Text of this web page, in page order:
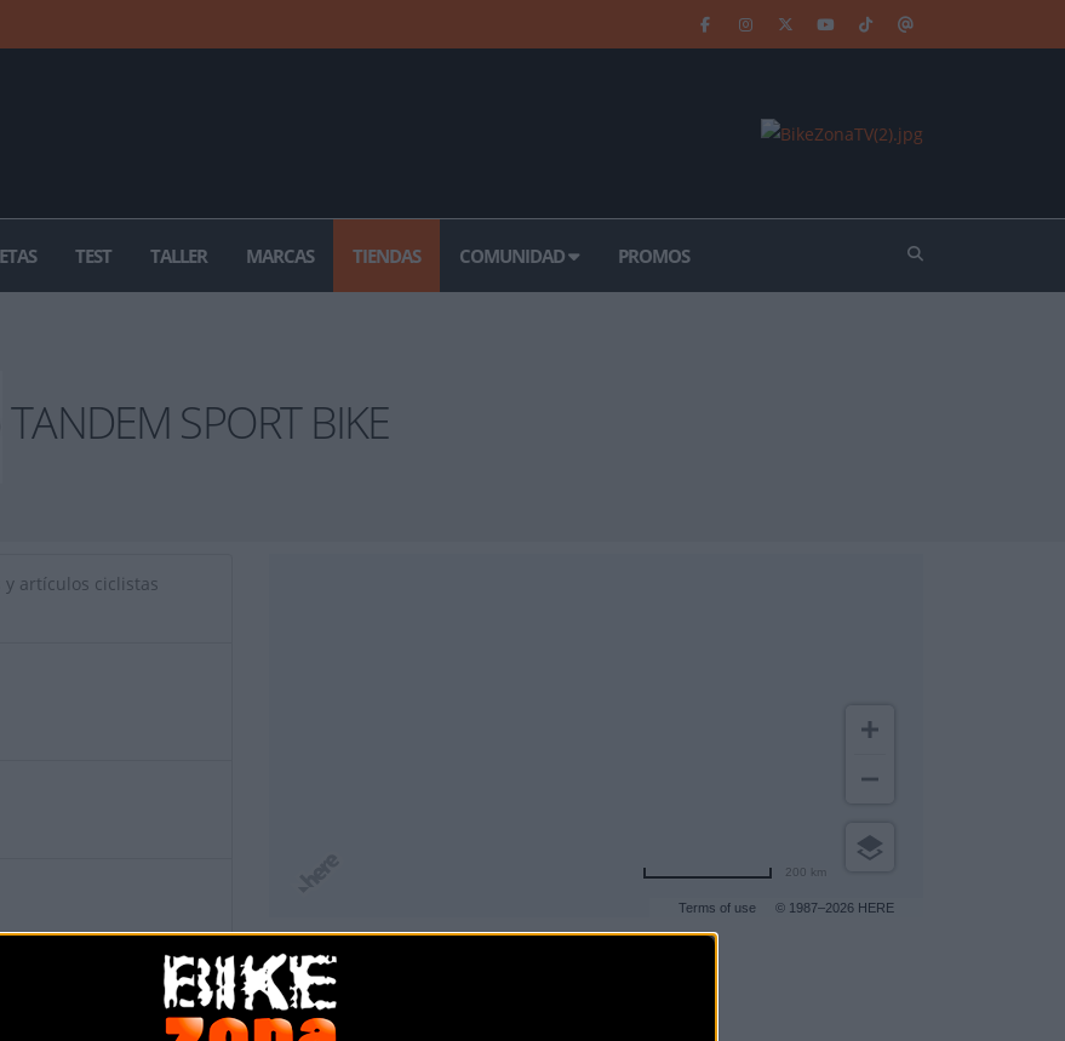
TEST TALLER MARCAS TIENDAS COMUNIDAD PROMOS
TANDEM SPORT BIKE
artículos ciclistas
Terms of use © 1987–2026 HERE
200 km
esta tienda? Descubre cómohacerte tienda Premium para llegar a más clientes